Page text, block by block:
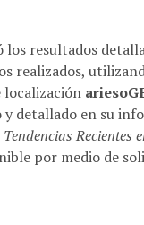
los resultados
realizados,
y detallado en su
Recientes
por medio de